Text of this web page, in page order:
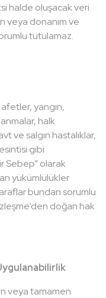
halde oluşacak veri
veya donanım ve
tutulamaz.
yangın,
halk
ve salgın hastalıklar,
gibi
Sebep” olarak
yükümlülükler
bundan sorumlu
doğan hak
veya tamamen